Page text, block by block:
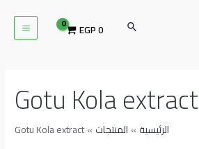
البحث EGP0
Gotu Kola extract
الرئيسية المنتجات Gotu Kola extract